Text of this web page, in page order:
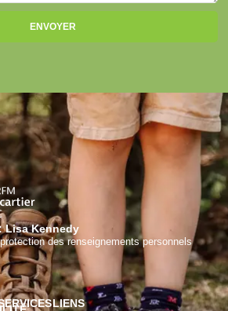
ENVOYER
Lisa Kennedy
des renseignements personnels
LIENS